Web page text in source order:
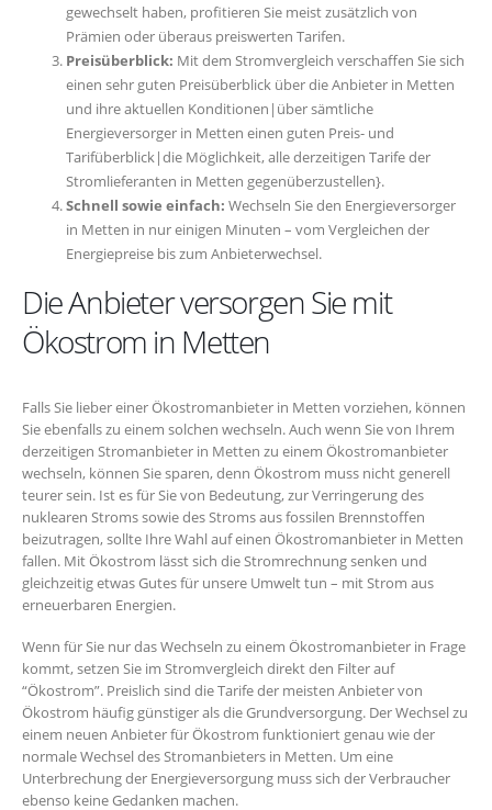
gewechselt haben, profitieren Sie meist zusätzlich von
Prämien oder überaus preiswerten Tarifen.
Preisüberblick: Mit dem Stromvergleich verschaffen Sie sich
einen sehr guten Preisüberblick über die Anbieter in Metten
und ihre aktuellen Konditionen|über sämtliche
Energieversorger in Metten einen guten Preis- und
Tarifüberblick|die Möglichkeit, alle derzeitigen Tarife der
Stromlieferanten in Metten gegenüberzustellen}.
Schnell sowie einfach: Wechseln Sie den Energieversorger
in Metten in nur einigen Minuten – vom Vergleichen der
Energiepreise bis zum Anbieterwechsel.
Die Anbieter versorgen Sie mit
Ökostrom in Metten
Falls Sie lieber einer Ökostromanbieter in Metten vorziehen, können
Sie ebenfalls zu einem solchen wechseln. Auch wenn Sie von Ihrem
derzeitigen Stromanbieter in Metten zu einem Ökostromanbieter
wechseln, können Sie sparen, denn Ökostrom muss nicht generell
teurer sein. Ist es für Sie von Bedeutung, zur Verringerung des
nuklearen Stroms sowie des Stroms aus fossilen Brennstoffen
beizutragen, sollte Ihre Wahl auf einen Ökostromanbieter in Metten
fallen. Mit Ökostrom lässt sich die Stromrechnung senken und
gleichzeitig etwas Gutes für unsere Umwelt tun – mit Strom aus
erneuerbaren Energien.
Wenn für Sie nur das Wechseln zu einem Ökostromanbieter in Frage
kommt, setzen Sie im Stromvergleich direkt den Filter auf
“Ökostrom”. Preislich sind die Tarife der meisten Anbieter von
Ökostrom häufig günstiger als die Grundversorgung. Der Wechsel zu
einem neuen Anbieter für Ökostrom funktioniert genau wie der
normale Wechsel des Stromanbieters in Metten. Um eine
Unterbrechung der Energieversorgung muss sich der Verbraucher
ebenso keine Gedanken machen.